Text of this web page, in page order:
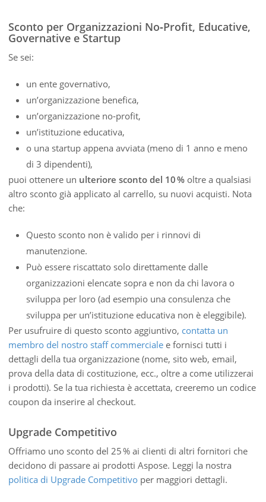
Sconto per Organizzazioni No‑Profit, Educative,
Governative e Startup
Se sei:
un ente governativo,
un’organizzazione benefica,
un’organizzazione no‑profit,
un’istituzione educativa,
o una startup appena avviata (meno di 1 anno e meno
di 3 dipendenti),
puoi ottenere un ulteriore sconto del 10 % oltre a qualsiasi
altro sconto già applicato al carrello, su nuovi acquisti. Nota
che:
Questo sconto non è valido per i rinnovi di
manutenzione.
Può essere riscattato solo direttamente dalle
organizzazioni elencate sopra e non da chi lavora o
sviluppa per loro (ad esempio una consulenza che
sviluppa per un’istituzione educativa non è eleggibile).
Per usufruire di questo sconto aggiuntivo, contatta un
membro del nostro staff commerciale e fornisci tutti i
dettagli della tua organizzazione (nome, sito web, email,
prova della data di costituzione, ecc., oltre a come utilizzerai
i prodotti). Se la tua richiesta è accettata, creeremo un codice
coupon da inserire al checkout.
Upgrade Competitivo
Offriamo uno sconto del 25 % ai clienti di altri fornitori che
decidono di passare ai prodotti Aspose. Leggi la nostra
politica di Upgrade Competitivo per maggiori dettagli.